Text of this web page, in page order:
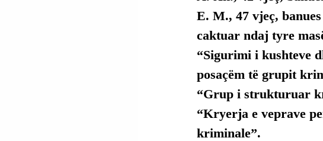
E. M., 47 vjeç,
caktuar ndaj tyre
“Sigurimi i kushteve
posaçëm të grupit
“Grup i strukturuar
“Kryerja e veprave
kriminale”.